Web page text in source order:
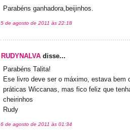
Parabéns ganhadora,beijinhos.
5 de agosto de 2011 às 22:18
RUDYNALVA disse...
Parabéns Talita!
Ese livro deve ser o máximo, estava bem
práticas Wiccanas, mas fico feliz que
cheirinhos
Rudy
6 de agosto de 2011 às 01:34